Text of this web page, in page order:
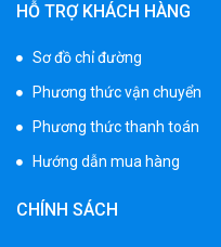
1.530.000
1.950.000 ₫
HỖ TRỢ KHÁCH HÀNG
Sơ đồ chỉ đường
Phương thức vận chuyển
Phương thức thanh toán
Hướng dẫn mua hàng
CHÍNH SÁCH